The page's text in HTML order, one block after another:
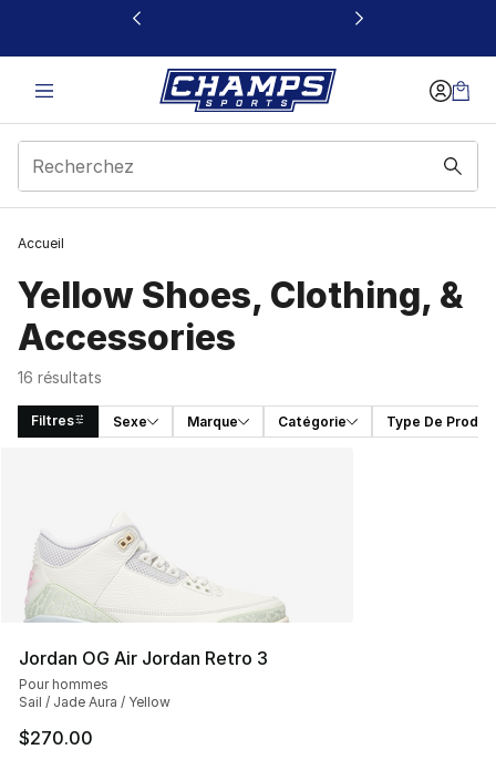
Ce lien s’ouvrira dans une nouvelle fenêtre
Accueil
Yellow Shoes, Clothing, &
Accessories
16 résultats
Filtres Sexe Marque Catégorie Type De Produit
Jordan OG Air Jordan Retro 3
Pour hommes
Sail / Jade Aura / Yellow
$270.00